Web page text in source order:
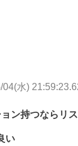
04(水)
ン持つならリ
い